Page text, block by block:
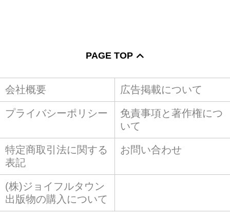
PAGE TOP
会社概要 広告掲載について
プライバシーポリシー
免責事項と著作権につ
いて
特定商取引法に関する
表記
お問い合わせ
(株)ジョイフルタウン
出版物の購入について